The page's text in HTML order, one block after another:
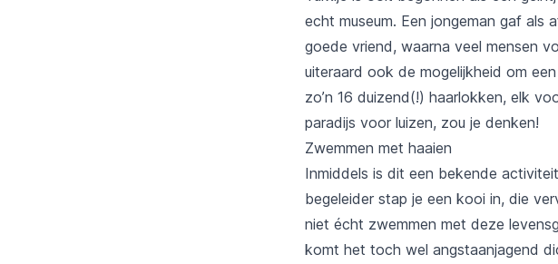
echt museum. Een jongeman gaf als
goede vriend, waarna veel mensen
uiteraard ook de mogelijkheid om
zo’n 16 duizend(!) haarlokken, elk
paradijs voor luizen, zou je denken!
Zwemmen met haaien
Inmiddels is dit een bekende
begeleider stap je een kooi in, die
niet écht zwemmen met deze
komt het toch wel angstaanjagend